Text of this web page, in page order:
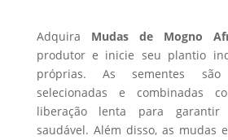
Adquira Mudas de Mogno
produtor e inicie seu plantio
próprias. As sementes são
selecionadas e combinadas
liberação lenta para garantir
saudável. Além disso, as mudas